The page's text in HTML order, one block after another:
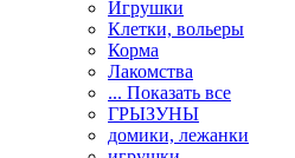
Игрушки
Клетки, вольеры
Корма
Лакомства
... Показать все
ГРЫЗУНЫ
домики, лежанки